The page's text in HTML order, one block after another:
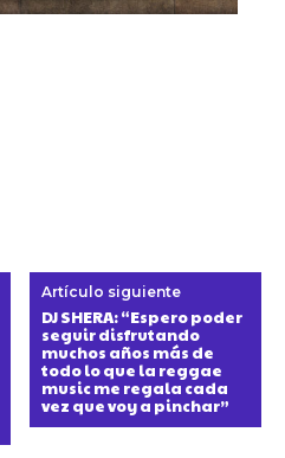
Artículo siguiente
DJ SHERA: “Espero poder
seguir disfrutando
muchos años más de
todo lo que la reggae
music me regala cada
vez que voy a pinchar”